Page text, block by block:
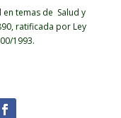
temas de Salud y
ratificada por Ley
1993.